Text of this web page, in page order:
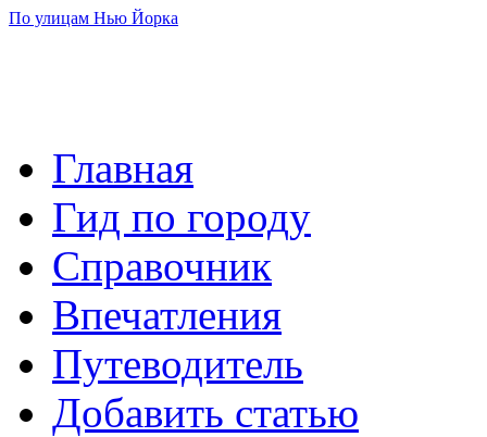
По улицам Нью Йорка
Главная
Гид по городу
Справочник
Впечатления
Путеводитель
Добавить статью